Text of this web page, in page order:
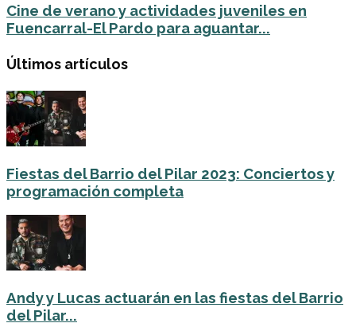
Cine de verano y actividades juveniles en
Fuencarral-El Pardo para aguantar...
Últimos artículos
Fiestas del Barrio del Pilar 2023: Conciertos y
programación completa
Andy y Lucas actuarán en las fiestas del Barrio
del Pilar...